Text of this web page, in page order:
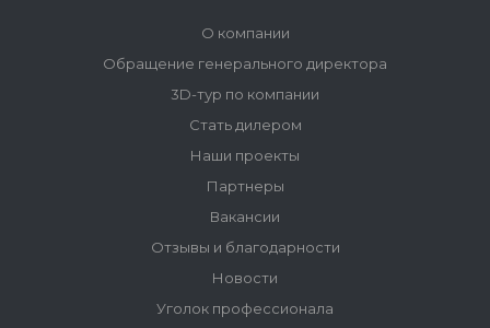
О компании
Обращение генерального директора
3D-тур по компании
Стать дилером
Наши проекты
Партнеры
Вакансии
Отзывы и благодарности
Новости
Уголок профессионала